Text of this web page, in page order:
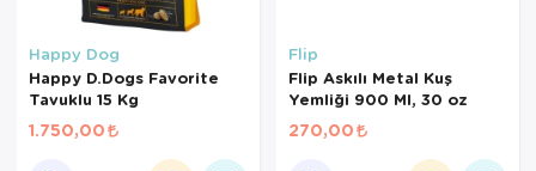
Happy Dog
Happy D.Dogs Favorite
Tavuklu 15 Kg
1.750,00
Flip
Flip Askılı Metal Kuş
Yemliği 900 Ml, 30 oz
270,00